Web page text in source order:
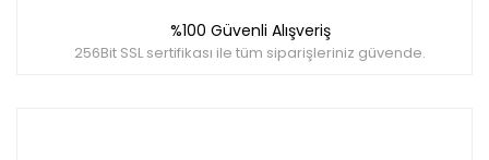
Yorum Yaz
Ürün resmi kalitesiz, bozuk veya görüntülenemiyor.
%100 Güvenli Alışveriş
256Bit SSL sertifikası ile tüm siparişleriniz güvende.